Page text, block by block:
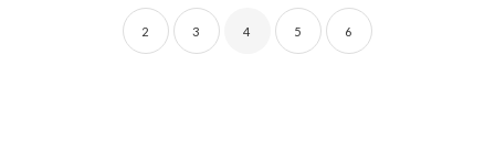
2 3 4 5 6